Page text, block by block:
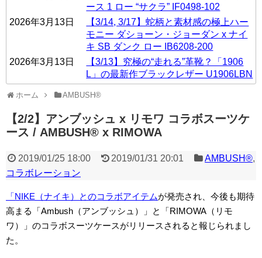
ース 1 ロー “サクラ” IF0498-102
2026年3月13日
【3/14, 3/17】蛇柄と素材感の極上ハー
モニー ダショーン・ジョーダン x ナイ
キ SB ダンク ロー IB6208-200
2026年3月13日
【3/13】究極の“走れる”革靴？「1906
L」の最新作ブラックレザー U1906LBN
ホーム AMBUSH®
【2/2】アンブッシュ x リモワ コラボスーツケ
ース / AMBUSH® x RIMOWA
2019/01/25 18:00 2019/01/31 20:01 AMBUSH®,
コラボレーション
「NIKE（ナイキ）とのコラボアイテムが発売され、今後も期待
高まる「Ambush（アンブッシュ）」と「RIMOWA（リモ
ワ）」のコラボスーツケースがリリースされると報じられまし
た。